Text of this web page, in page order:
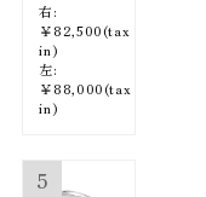
右:
￥82,500(tax
in)
左:
￥88,000(tax
in)
5